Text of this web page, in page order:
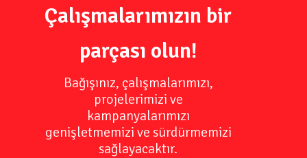
Çalışmalarımızın bir
parçası olun!
Bağışınız, çalışmalarımızı,
projelerimizi ve
kampanyalarımızı
genişletmemizi ve sürdürmemizi
sağlayacaktır.